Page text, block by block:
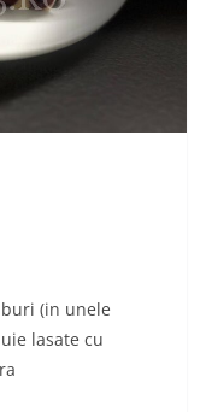
(in unele
lasate cu